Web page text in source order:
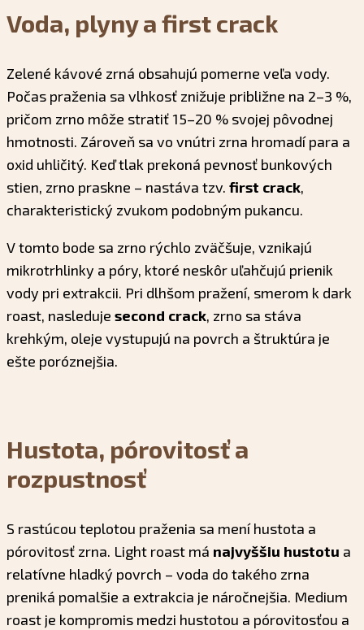
Voda, plyny a first crack
Zelené kávové zrná obsahujú pomerne veľa vody.
Počas praženia sa vlhkosť znižuje približne na 2–3 %,
pričom zrno môže stratiť 15–20 % svojej pôvodnej
hmotnosti. Zároveň sa vo vnútri zrna hromadí para a
oxid uhličitý. Keď tlak prekoná pevnosť bunkových
stien, zrno praskne – nastáva tzv. first crack,
charakteristický zvukom podobným pukancu.
V tomto bode sa zrno rýchlo zväčšuje, vznikajú
mikrotrhlinky a póry, ktoré neskôr uľahčujú prienik
vody pri extrakcii. Pri dlhšom pražení, smerom k dark
roast, nasleduje second crack, zrno sa stáva
krehkým, oleje vystupujú na povrch a štruktúra je
ešte poróznejšia.
Hustota, pórovitosť a
rozpustnosť
S rastúcou teplotou praženia sa mení hustota a
pórovitosť zrna. Light roast má najvyššiu hustotu a
relatívne hladký povrch – voda do takého zrna
preniká pomalšie a extrakcia je náročnejšia. Medium
roast je kompromis medzi hustotou a pórovitosťou a